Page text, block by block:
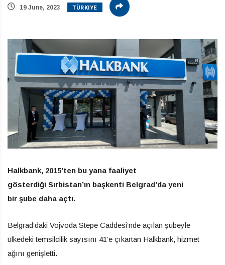
19 June, 2023 TÜRKIYE
Halkbank, 2015’ten bu yana faaliyet
gösterdiği Sırbistan’ın başkenti Belgrad’da yeni
bir şube daha açtı.
Belgrad’daki Vojvoda Stepe Caddesi’nde açılan şubeyle
ülkedeki temsilcilik sayısını 41’e çıkartan Halkbank, hizmet
ağını genişletti.